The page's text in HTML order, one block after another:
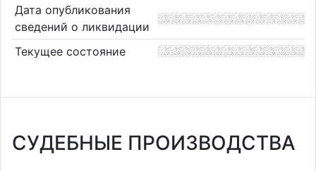
Дата опубликования
сведений о ликвидации
Текущее состояние
СУДЕБНЫЕ ПРОИЗВОДСТВА